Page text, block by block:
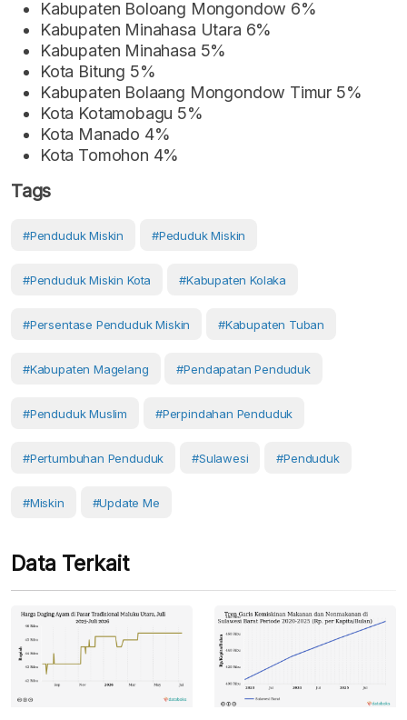
Kabupaten Boloang Mongondow 6%
Kabupaten Minahasa Utara 6%
Kabupaten Minahasa 5%
Kota Bitung 5%
Kabupaten Bolaang Mongondow Timur 5%
Kota Kotamobagu 5%
Kota Manado 4%
Kota Tomohon 4%
Tags
#Penduduk Miskin #Peduduk Miskin
#Penduduk Miskin Kota #Kabupaten Kolaka
#Persentase Penduduk Miskin #Kabupaten Tuban
#Kabupaten Magelang #pendapatan Penduduk
#penduduk Muslim #perpindahan Penduduk
#pertumbuhan Penduduk #Sulawesi #Penduduk
#Miskin #Update Me
Data Terkait